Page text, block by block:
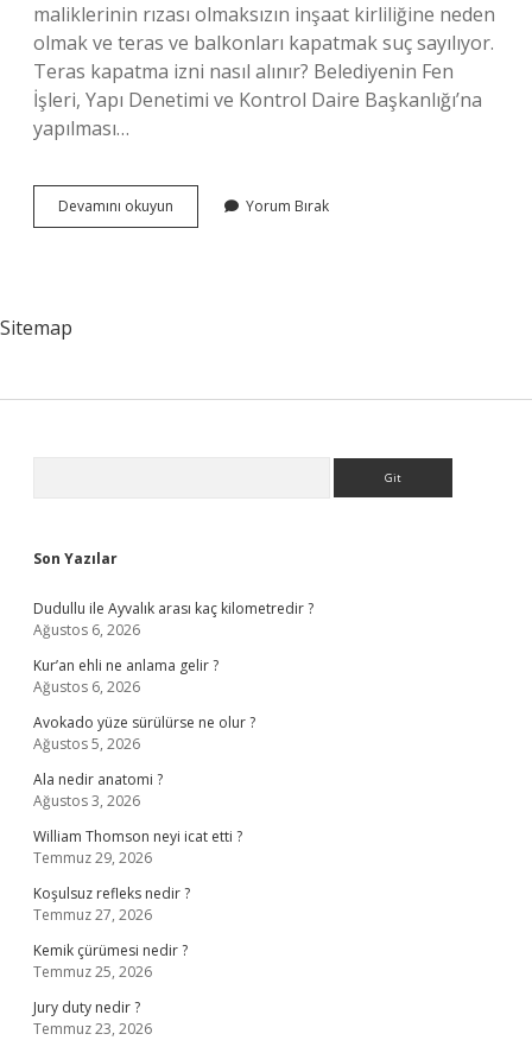
maliklerinin rızası olmaksızın inşaat kirliliğine neden
olmak ve teras ve balkonları kapatmak suç sayılıyor.
Teras kapatma izni nasıl alınır? Belediyenin Fen
İşleri, Yapı Denetimi ve Kontrol Daire Başkanlığı’na
yapılması…
Devamını okuyun
Ne
Yorum Bırak
Sitemap
Son Yazılar
Dudullu ile Ayvalık arası kaç kilometredir ?
Ağustos 6, 2026
Kur’an ehli ne anlama gelir ?
Ağustos 6, 2026
Avokado yüze sürülürse ne olur ?
Ağustos 5, 2026
Ala nedir anatomi ?
Ağustos 3, 2026
William Thomson neyi icat etti ?
Temmuz 29, 2026
Koşulsuz refleks nedir ?
Temmuz 27, 2026
Kemik çürümesi nedir ?
Temmuz 25, 2026
Jury duty nedir ?
Temmuz 23, 2026